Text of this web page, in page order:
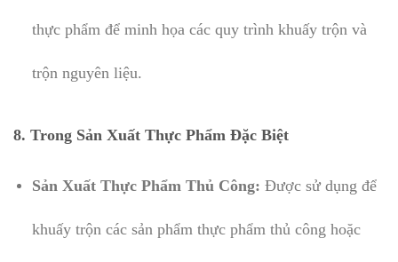
thực phẩm để minh họa các quy trình khuấy trộn và
trộn nguyên liệu.
8. Trong Sản Xuất Thực Phẩm Đặc Biệt
Sản Xuất Thực Phẩm Thủ Công: Được sử dụng để
khuấy trộn các sản phẩm thực phẩm thủ công hoặc